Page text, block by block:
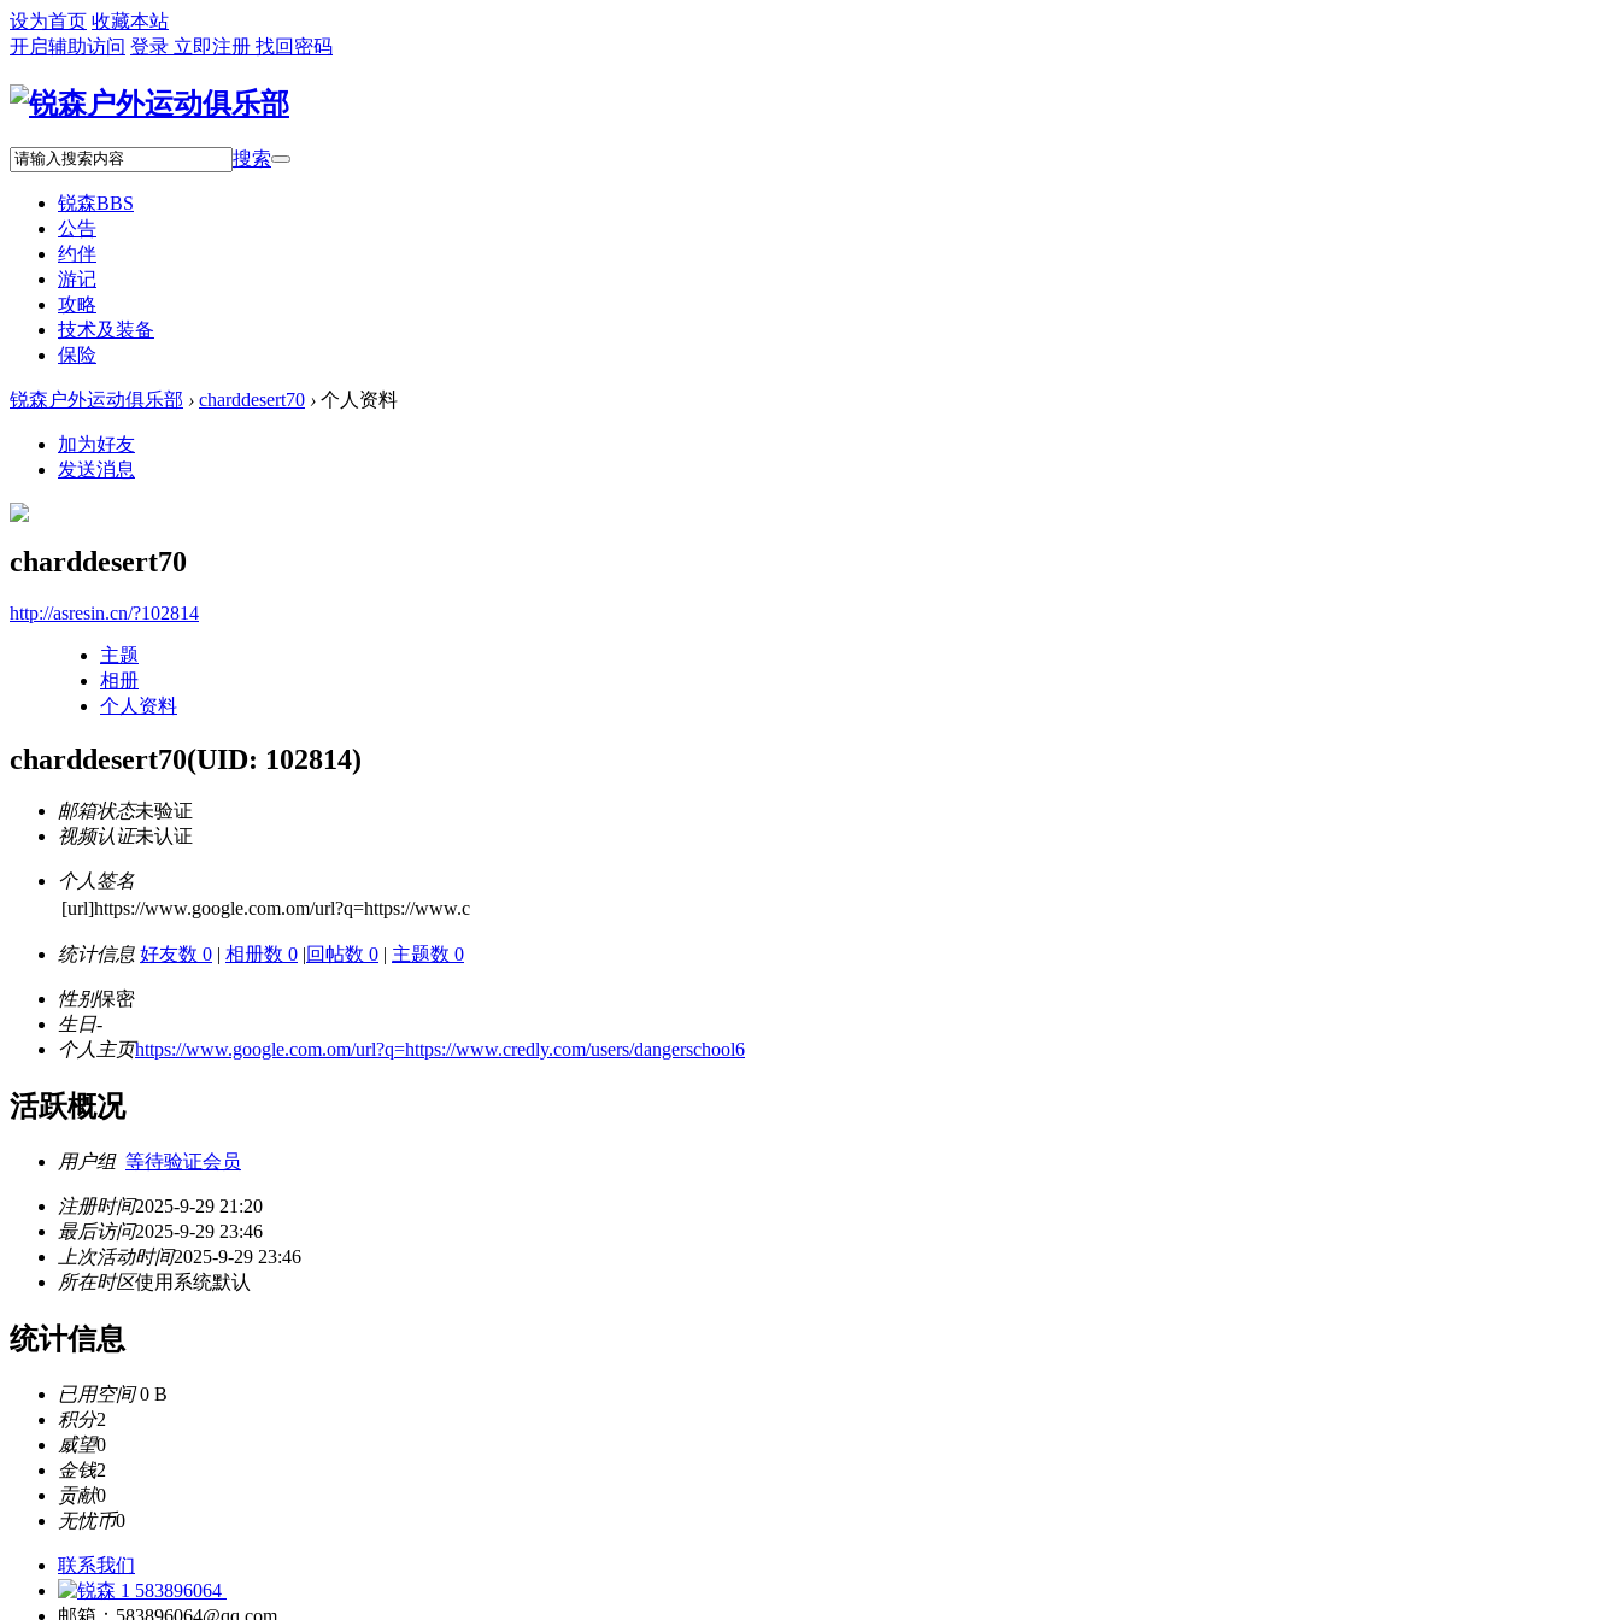
设为首页 收藏本站
开启辅助访问 登录 立即注册 找回密码
搜索
锐森BBS
公告
约伴
游记
攻略
技术及装备
保险
锐森户外运动俱乐部 › charddesert70 › 个人资料
加为好友
发送消息
charddesert70
http://asresin.cn/?102814
主题
相册
个人资料
charddesert70(UID: 102814)
邮箱状态未验证
视频认证未认证
个人签名
[url]https://www.google.com.om/url?q=https://www.c
统计信息 好友数 0 | 相册数 0 |回帖数 0 | 主题数 0
性别保密
生日-
个人主页https://www.google.com.om/url?q=https://www.credly.com/users/dangerschool6
活跃概况
用户组 等待验证会员
注册时间2025-9-29 21:20
最后访问2025-9-29 23:46
上次活动时间2025-9-29 23:46
所在时区使用系统默认
统计信息
已用空间0 B
积分2
威望0
金钱2
贡献0
无忧币0
联系我们
583896064
邮箱：583896064@qq.com